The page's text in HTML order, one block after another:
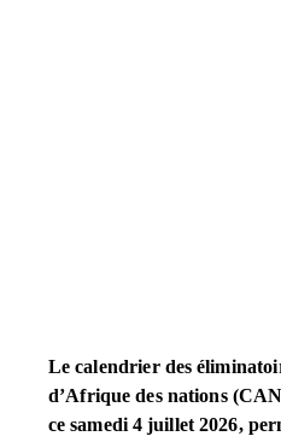
Le calendrier des
d’Afrique des nations
ce samedi 4 juillet 2026,